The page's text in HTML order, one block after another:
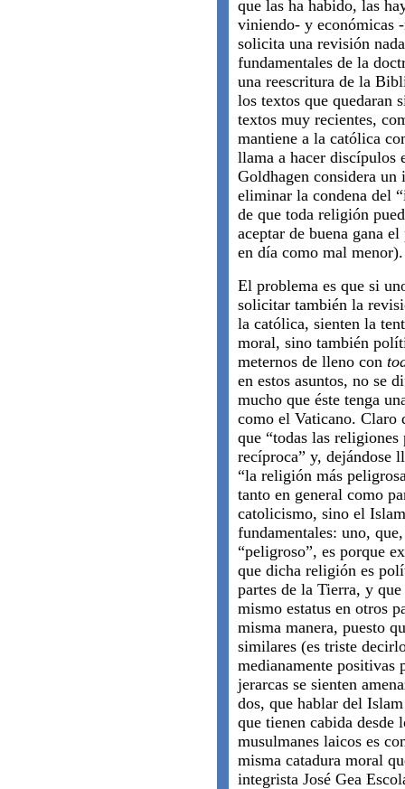
que las ha habido, las
viniendo- y económicas
solicita una revisión
fundamentales de la
una reescritura de la
los textos que quedaran
textos muy recientes,
mantiene a la católica
llama a hacer discípulos
Goldhagen considera
eliminar la condena del
de que toda religión
aceptar de buena gana
en día como mal menor).
El problema es que si
solicitar también la
la católica, sienten la
moral, sino también
meternos de lleno con
en estos asuntos, no se
mucho que éste tenga
como el Vaticano. Claro
que “todas las
recíproca” y, dejándose
“la religión más
tanto en general como
catolicismo, sino el
fundamentales: uno,
“peligroso”, es porque
que dicha religión es
partes de la Tierra, y
mismo estatus en otros
misma manera, puesto
similares (es triste
medianamente positivas
jerarcas se sienten
dos, que hablar del
que tienen cabida desde
musulmanes laicos es
misma catadura moral
integrista José Gea